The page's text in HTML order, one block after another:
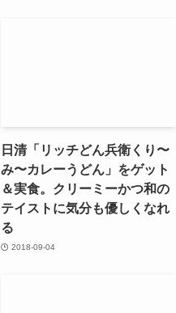
日清「リッチどん兵衛くり〜
み〜カレーうどん」をゲット
＆実食。クリーミーかつ和の
テイストに気分も優しくなれ
る
2018-09-04